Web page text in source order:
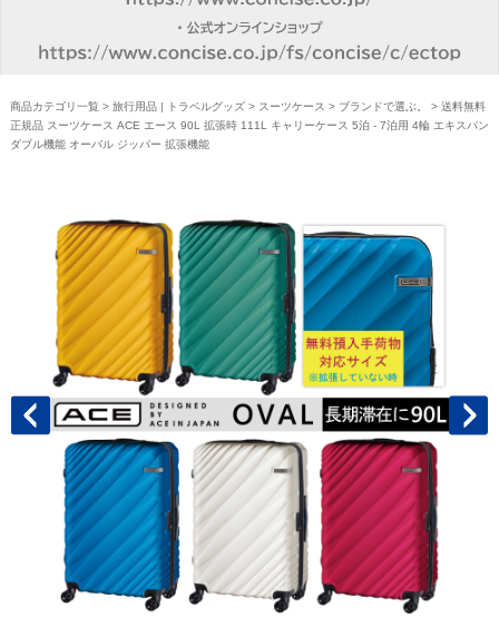
商品カテゴリ一覧 > 旅行用品 | トラベルグッズ> スーツケース > ブランドで選ぶ。
> 送料無料
正規品 スーツケース ACE エース 90L 拡張時 111L キャリーケース 5泊 - 7泊用 4輪 エキスパン
ダブル機能 オーバル ジッパー 拡張機能